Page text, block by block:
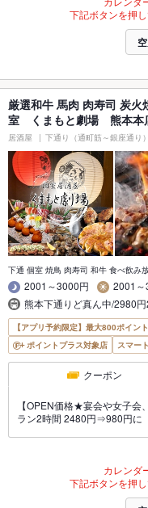
下記ボタンを押
厳選和牛 馬肉 肉寿司 炭
室 くまもと劇場 熊本本
居酒屋 下通り（通町筋～銀座通り）
下通 個室 焼鳥 肉寿司 和牛 食べ飲み
2001～3000円
2001～
熊本下通りど真ん中/2980
【アプリ予約限定】最大800ポイン
ポイントプラス対象店
スマー
クーポン
【OPEN価格★宴会や女子会
ラン2時間 2480円⇒980円に
カレンダ
下記ボタンを押